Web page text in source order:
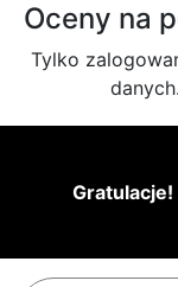
Oceny na
Tylko
danych.
Gratulacje!